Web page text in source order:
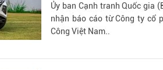
Ủy ban Cạnh tranh Quốc gia
nhận báo cáo từ Công ty cổ
Công Việt Nam..